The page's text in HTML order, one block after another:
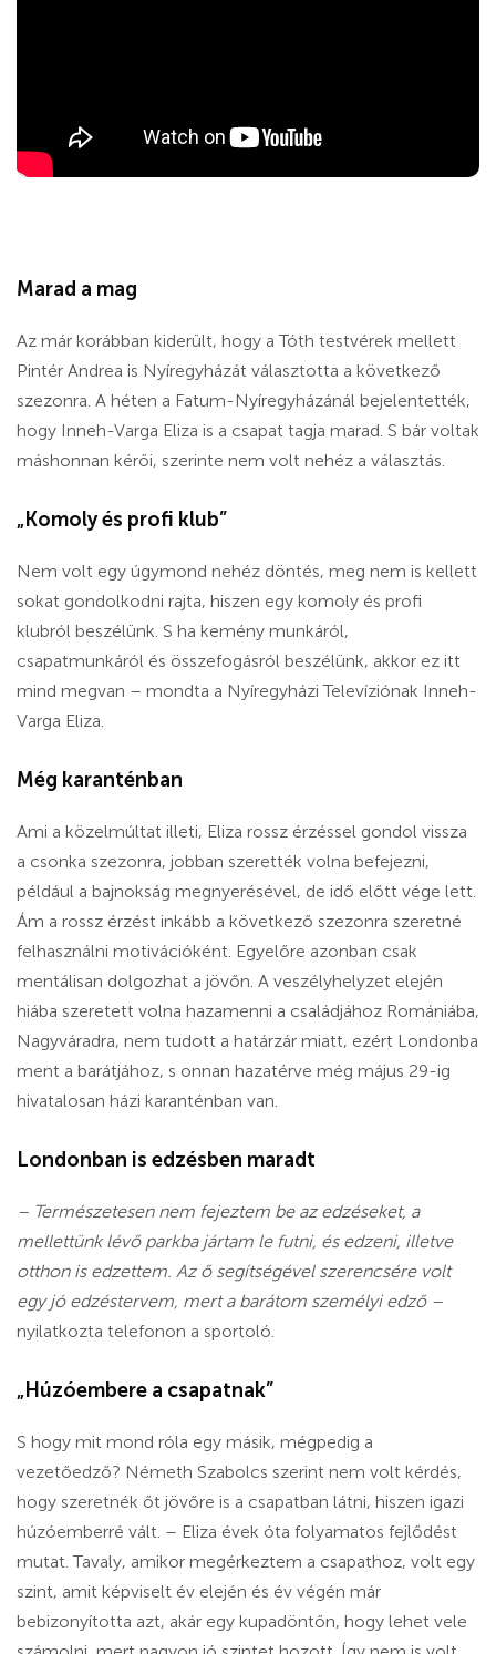
Marad a mag
Az már korábban kiderült, hogy a Tóth testvérek mellett
Pintér Andrea is Nyíregyházát választotta a következő
szezonra. A héten a Fatum-Nyíregyházánál bejelentették,
hogy Inneh-Varga Eliza is a csapat tagja marad. S bár voltak
máshonnan kérői, szerinte nem volt nehéz a választás.
„Komoly és profi klub”
Nem volt egy úgymond nehéz döntés, meg nem is kellett
sokat gondolkodni rajta, hiszen egy komoly és profi
klubról beszélünk. S ha kemény munkáról,
csapatmunkáról és összefogásról beszélünk, akkor ez itt
mind megvan – mondta a Nyíregyházi Televíziónak Inneh-
Varga Eliza.
Még karanténban
Ami a közelmúltat illeti, Eliza rossz érzéssel gondol vissza
a csonka szezonra, jobban szerették volna befejezni,
például a bajnokság megnyerésével, de idő előtt vége lett.
Ám a rossz érzést inkább a következő szezonra szeretné
felhasználni motivációként. Egyelőre azonban csak
mentálisan dolgozhat a jövőn. A veszélyhelyzet elején
hiába szeretett volna hazamenni a családjához Romániába,
Nagyváradra, nem tudott a határzár miatt, ezért Londonba
ment a barátjához, s onnan hazatérve még május 29-ig
hivatalosan házi karanténban van.
Londonban is edzésben maradt
– Természetesen nem fejeztem be az edzéseket, a
mellettünk lévő parkba jártam le futni, és edzeni, illetve
otthon is edzettem. Az ő segítségével szerencsére volt
egy jó edzéstervem, mert a barátom személyi edző –
nyilatkozta telefonon a sportoló.
„Húzóembere a csapatnak”
S hogy mit mond róla egy másik, mégpedig a
vezetőedző? Németh Szabolcs szerint nem volt kérdés,
hogy szeretnék őt jövőre is a csapatban látni, hiszen igazi
húzóemberré vált. – Eliza évek óta folyamatos fejlődést
mutat. Tavaly, amikor megérkeztem a csapathoz, volt egy
szint, amit képviselt év elején és év végén már
bebizonyította azt, akár egy kupadöntőn, hogy lehet vele